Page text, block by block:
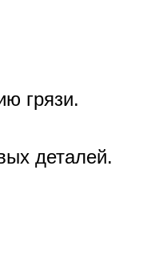
грязи.
деталей.